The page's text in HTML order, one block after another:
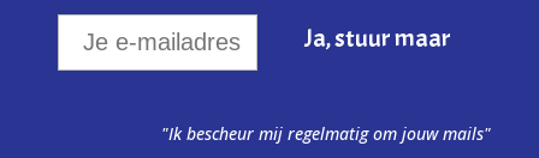
"Ik bescheur mij regelmatig om jouw mails"